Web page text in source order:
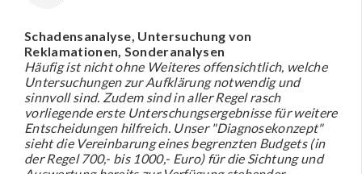
Schadensanalyse, Untersuchung von
Reklamationen, Sonderanalysen
Häufig ist nicht ohne Weiteres offensichtlich, welche
Untersuchungen zur Aufklärung notwendig und
sinnvoll sind. Zudem sind in aller Regel rasch
vorliegende erste Unterschungsergebnisse für weitere
Entscheidungen hilfreich. Unser "Diagnosekonzept"
sieht die Vereinbarung eines begrenzten Budgets (in
der Regel 700,- bis 1000,- Euro) für die Sichtung und